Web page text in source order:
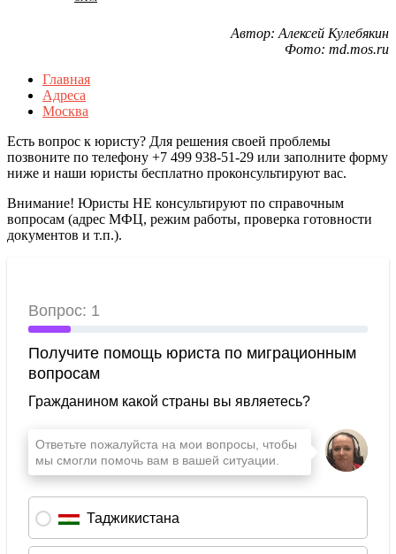
Автор: Алексей Кулебякин
Фото: md.mos.ru
Главная
Адреса
Москва
Есть вопрос к юристу? Для решения своей проблемы
позвоните по телефону +7 499 938-51-29 или заполните форму
ниже и наши юристы бесплатно проконсультируют вас.
Внимание! Юристы НЕ консультируют по справочным
вопросам (адрес МФЦ, режим работы, проверка готовности
документов и т.п.).